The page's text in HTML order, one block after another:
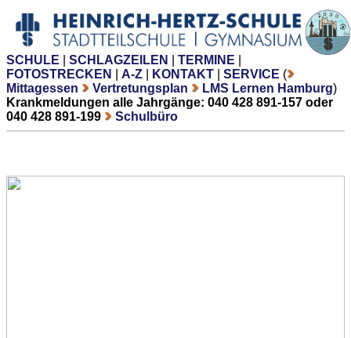
SCHULE SCHLAGZEILEN TERMINE
FOTOSTRECKEN
A-Z KONTAKT SERVICE (
Mittagessen
Vertretungsplan LMS Lernen Hamburg)
Krankmeldungen alle Jahrgänge: 040 428 891-157 oder
040 428 891-199
Schulbüro